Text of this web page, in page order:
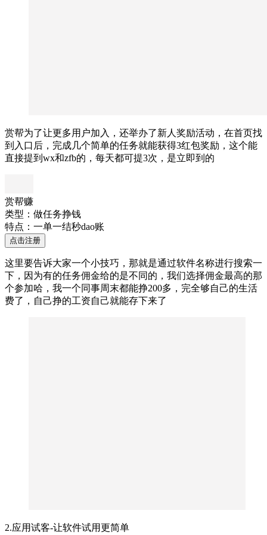
赏帮为了让更多用户加入，还举办了新人奖励活动，在首页找
到入口后，完成几个简单的任务就能获得3红包奖励，这个能
直接提到wx和zfb的，每天都可提3次，是立即到的
赏帮赚
类型：做任务挣钱
特点：一单一结秒dao账
点击注册
这里要告诉大家一个小技巧，那就是通过软件名称进行搜索一
下，因为有的任务佣金给的是不同的，我们选择佣金最高的那
个参加哈，我一个同事周末都能挣200多，完全够自己的生活
费了，自己挣的工资自己就能存下来了
2.应用试客-让软件试用更简单